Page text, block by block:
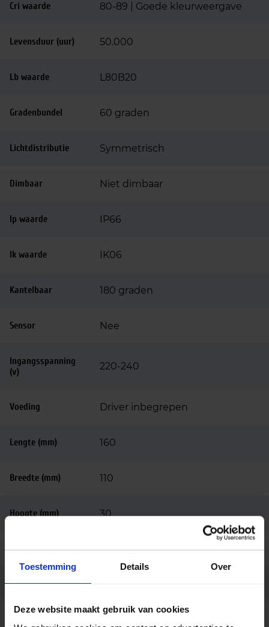
Toestemming Details Over
Deze website maakt gebruik van cookies
Cri waarde 80-89 | Goede kleurweergave
Levensduur (uur) 50.000
Lb waarde L80B20
Gradenbundel 60 graden
Lichtdistributie Symmetrisch
Dimbaar Niet dimbaar
Ip waarde IP66
Ik waarde IK06
Kantelbaar 180 graden
Sensor Nee
Ingangsspanning
(v)
220-240
Voeding Driver inbegrepen
Lengte (mm) 160
Breedte (mm) 110
Hoogte (mm) 30
Behuizing Aluminium
Kleur